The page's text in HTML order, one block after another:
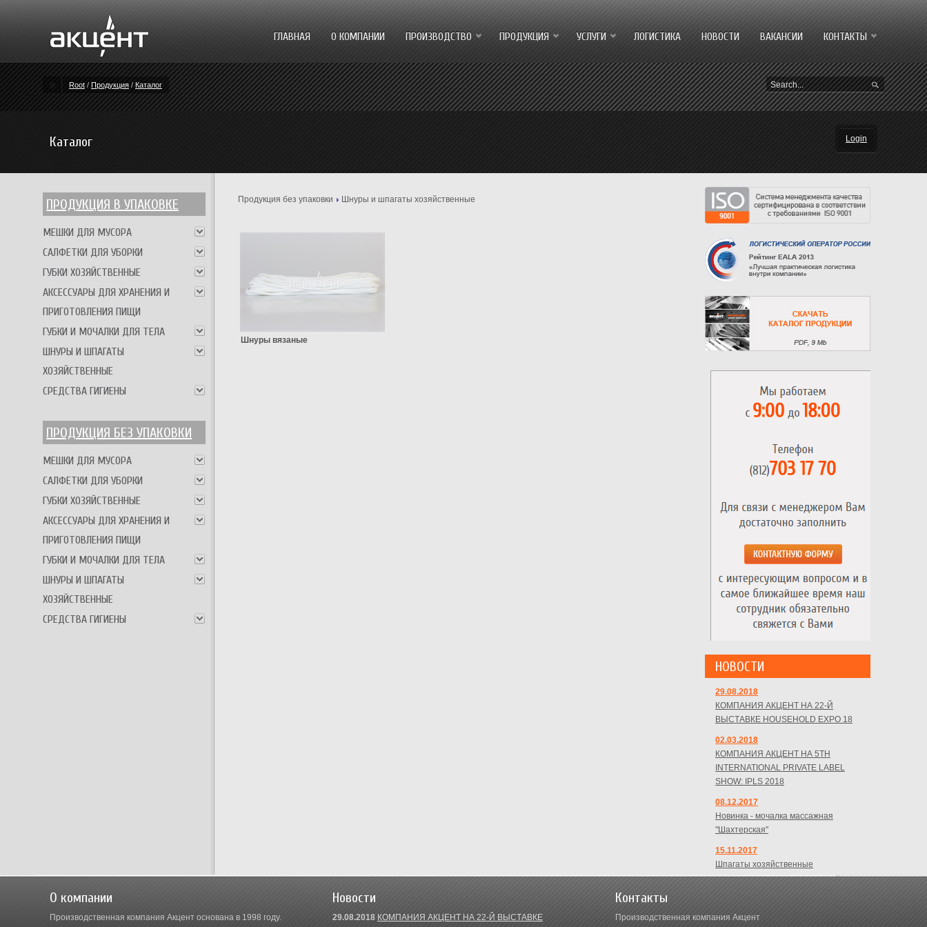
ГЛАВНАЯ О КОМПАНИИ ПРОИЗВОДСТВО ПРОДУКЦИЯ УСЛУГИ ЛОГИСТИКА НОВОСТИ ВАКАНСИИ КОНТАКТЫ
Root / Продукция / Каталог
Каталог Login
ПРОДУКЦИЯ В УПАКОВКЕ
МЕШКИ ДЛЯ МУСОРА
САЛФЕТКИ ДЛЯ УБОРКИ
ГУБКИ ХОЗЯЙСТВЕННЫЕ
АКСЕССУАРЫ ДЛЯ ХРАНЕНИЯ И
ПРИГОТОВЛЕНИЯ ПИЩИ
ГУБКИ И МОЧАЛКИ ДЛЯ ТЕЛА
ШНУРЫ И ШПАГАТЫ
ХОЗЯЙСТВЕННЫЕ
СРЕДСТВА ГИГИЕНЫ
ПРОДУКЦИЯ БЕЗ УПАКОВКИ
МЕШКИ ДЛЯ МУСОРА
САЛФЕТКИ ДЛЯ УБОРКИ
ГУБКИ ХОЗЯЙСТВЕННЫЕ
АКСЕССУАРЫ ДЛЯ ХРАНЕНИЯ И
ПРИГОТОВЛЕНИЯ ПИЩИ
ГУБКИ И МОЧАЛКИ ДЛЯ ТЕЛА
ШНУРЫ И ШПАГАТЫ
ХОЗЯЙСТВЕННЫЕ
СРЕДСТВА ГИГИЕНЫ
Продукция без упаковки Шнуры и шпагаты хозяйственные
Шнуры вязаные
НОВОСТИ
29.08.2018
КОМПАНИЯ АКЦЕНТ НА 22-Й
ВЫСТАВКЕ HOUSEHOLD EXPO 18
02.03.2018
КОМПАНИЯ АКЦЕНТ НА 5TH
INTERNATIONAL PRIVATE LABEL
SHOW: IPLS 2018
08.12.2017
Новинка - мочалка массажная
"Шахтерская"
15.11.2017
Шпагаты хозяйственные
О компании
Производственная компания Акцент основана в 1998 году.
Новости
29.08.2018 КОМПАНИЯ АКЦЕНТ НА 22-Й ВЫСТАВКЕ
Контакты
Производственная компания Акцент